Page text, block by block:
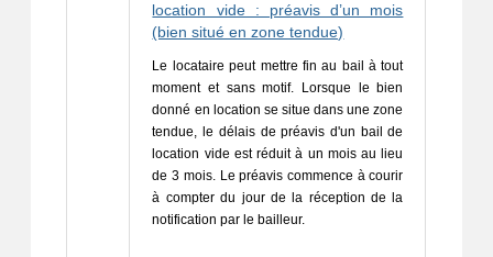
location vide : préavis d’un mois
(bien situé en zone tendue)
Le locataire peut mettre fin au bail à tout
moment et sans motif. Lorsque le bien
donné en location se situe dans une zone
tendue, le délais de préavis d'un bail de
location vide est réduit à un mois au lieu
de 3 mois. Le préavis commence à courir
à compter du jour de la réception de la
notification par le bailleur.